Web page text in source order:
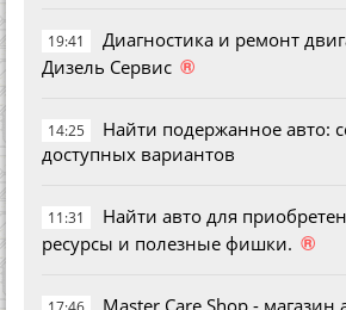
19:41
Диагностика и ремонт
Дизель Сервис ®
14:25
Найти подержанное авто:
доступных вариантов
11:31
Найти авто для
ресурсы и полезные фишки. ®
Master Care Shop - магазин